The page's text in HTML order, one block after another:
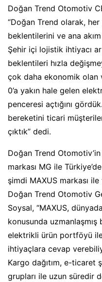
Doğan Trend Otomotiv
“Doğan Trend olarak,
beklentilerini ve ana
Şehir içi lojistik ihtiyacı
beklentileri hızla
çok daha ekonomik olan
0’a yakın hale gelen
penceresi açtığını
bereketini ticari
çıktık” dedi.
Doğan Trend
markası MG ile
şimdi MAXUS markası
Doğan Trend Otomotiv
Soysal, “MAXUS,
konusunda
elektrikli ürün portföyü
ihtiyaçlara cevap
Kargo dağıtım, e-
grupları ile uzun süredir